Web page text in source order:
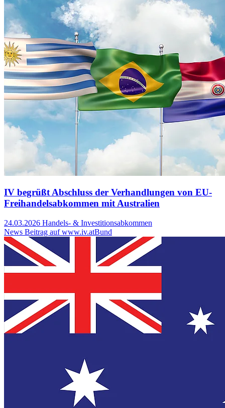
IV begrüßt Abschluss der Verhandlungen von EU-
Freihandelsabkommen mit Australien
24.03.2026 Handels- & Investitionsabkommen
News Beitrag auf www.iv.atBund